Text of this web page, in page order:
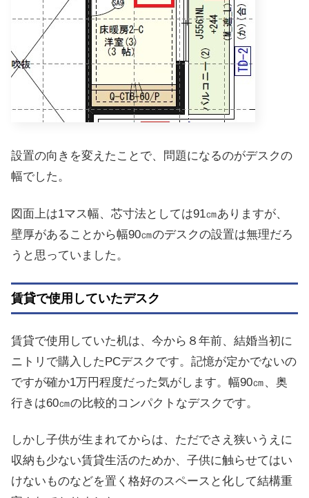
設置の向きを変えたことで、問題になるのがデスクの
幅でした。
図面上は1マス幅、芯寸法としては91㎝ありますが、
壁厚があることから幅90㎝のデスクの設置は無理だろ
うと思っていました。
賃貸で使用していたデスク
賃貸で使用していた机は、今から８年前、結婚当初に
ニトリで購入したPCデスクです。記憶が定かでないの
ですが確か1万円程度だった気がします。幅90㎝、奥
行きは60㎝の比較的コンパクトなデスクです。
しかし子供が生まれてからは、ただでさえ狭いうえに
収納も少ない賃貸生活のためか、子供に触らせてはい
けないものなどを置く格好のスペースと化して結構重